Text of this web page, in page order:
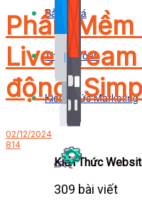
Kiến Thức
309 bài viết
Bảng Giá
Thanh Toán
Kiến Thức Marketing
Phần
động:
02/12/2024
814